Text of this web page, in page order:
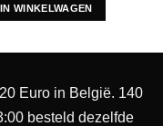
IN WINKELWAGEN
Euro in België. 140
besteld dezelfde